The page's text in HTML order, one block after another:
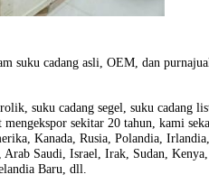
suku cadang asli, OEM, dan
suku cadang segel, suku cadang
sekitar 20 tahun, kami
Kanada, Rusia, Polandia,
Saudi, Israel, Irak, Sudan,
Baru, dll.